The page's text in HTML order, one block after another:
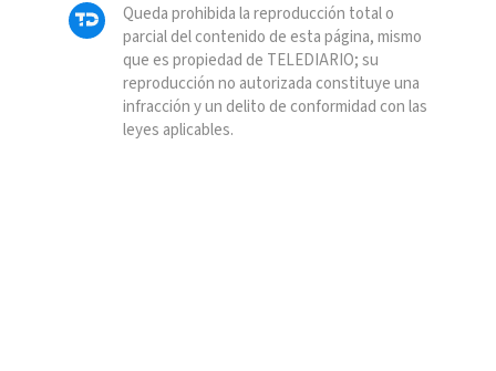
Queda prohibida la reproducción total o
parcial del contenido de esta página, mismo
que es propiedad de TELEDIARIO; su
reproducción no autorizada constituye una
infracción y un delito de conformidad con las
leyes aplicables.